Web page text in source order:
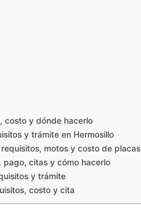
costo y dónde hacerlo
y trámite en Hermosillo
motos y costo de placas
pago, citas y cómo hacerlo
y trámite
costo y cita